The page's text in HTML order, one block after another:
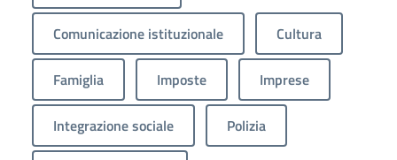
Comunicazione istituzionale Cultura
Famiglia Imposte Imprese
Integrazione sociale Polizia